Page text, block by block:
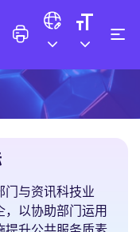
与资讯科技业
以协助部门运用